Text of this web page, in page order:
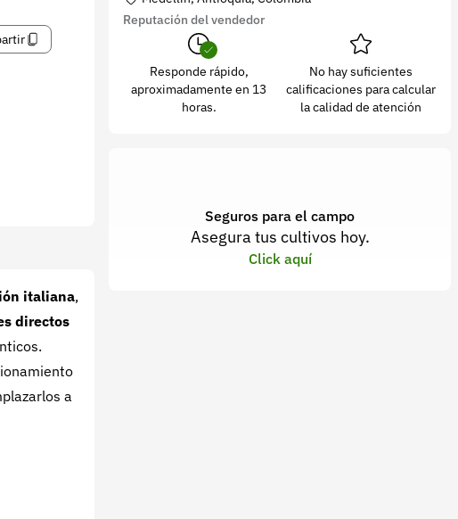
italiana,
directos
a
Reputación del vendedor
Responde rápido,
aproximadamente en 13
horas.
No hay suficientes
calificaciones para calcular
la calidad de atención
Seguros para el campo
Asegura tus cultivos hoy.
Click aquí